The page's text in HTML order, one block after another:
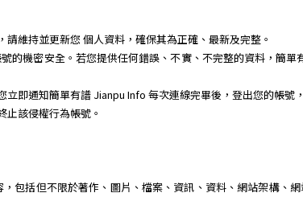
維持並更新您 個人資料，確保其為正確、最新及完整。
的機密安全。若您提供任何錯誤、不實、不完整的資料，簡
即通知簡單有譜 Jianpu Info 每次連線完畢後，登出您的帳號
該侵權行為帳號。
包括但不限於著作、圖片、檔案、資訊、資料、網站架構、